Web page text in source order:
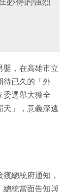
嬰，在高雄市立
待已久的「外
委選舉大獲全
天」，意義深遠
總統府通知，
總統當面告知與